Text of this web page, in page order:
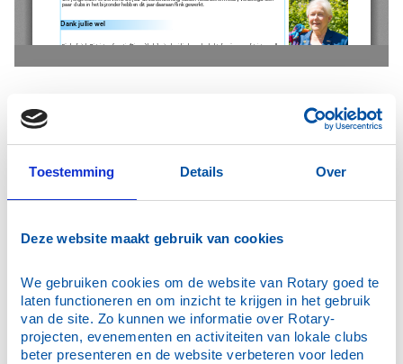
Toestemming Details Over
Deze website maakt gebruik van cookies
We gebruiken cookies om de website van Rotary goed te
laten functioneren en om inzicht te krijgen in het gebruik
van de site. Zo kunnen we informatie over Rotary-
projecten, evenementen en activiteiten van lokale clubs
beter presenteren en de website verbeteren voor leden
Clubs
Ledencommissie
Werkgroep Water
Archief
2025-2026
2024-2025
2023-2024